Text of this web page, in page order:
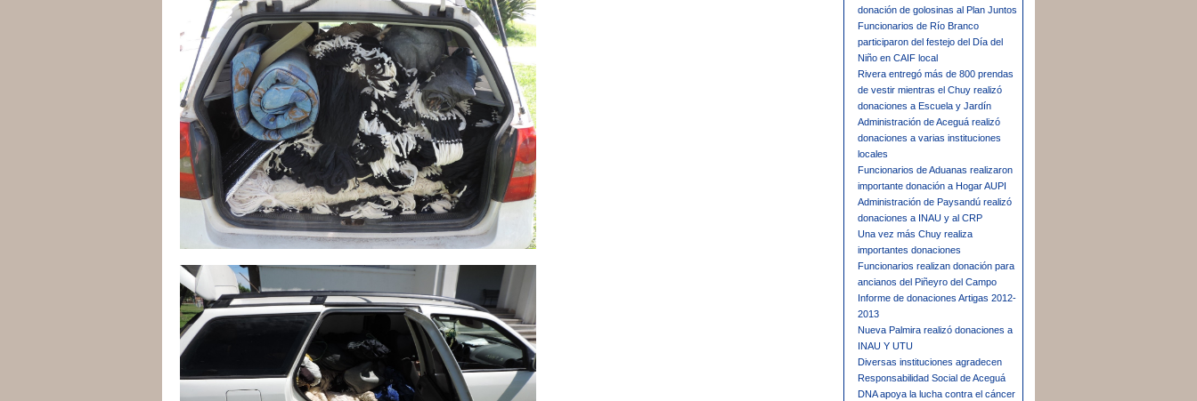
donación de golosinas al Plan Juntos
Funcionarios de Río Branco
participaron del festejo del Día del
Niño en CAIF local
Rivera entregó más de 800 prendas
de vestir mientras el Chuy realizó
donaciones a Escuela y Jardín
Administración de Aceguá realizó
donaciones a varias instituciones
locales
Funcionarios de Aduanas realizaron
importante donación a Hogar AUPI
Administración de Paysandú realizó
donaciones a INAU y al CRP
Una vez más Chuy realiza
importantes donaciones
Funcionarios realizan donación para
ancianos del Piñeyro del Campo
Informe de donaciones Artigas 2012-
2013
Nueva Palmira realizó donaciones a
INAU Y UTU
Diversas instituciones agradecen
Responsabilidad Social de Aceguá
DNA apoya la lucha contra el cáncer